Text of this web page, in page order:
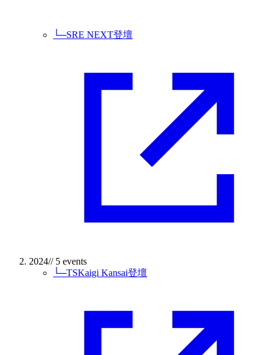
└─SRE NEXT登壇
2024// 5 events
└─TSKaigi Kansai登壇